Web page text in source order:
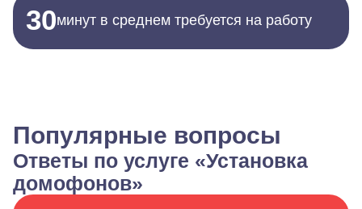
30минут в среднем требуется на работу
Популярные вопросы
Ответы по услуге «Установка
домофонов»